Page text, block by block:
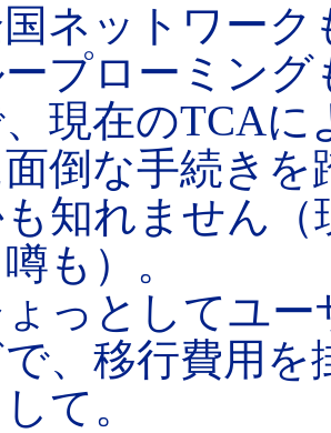
ネットワー
プローミン
現在のTCAに
倒な手続きを
知れません（
も）。
っとしてユー
で、移行費用
て。